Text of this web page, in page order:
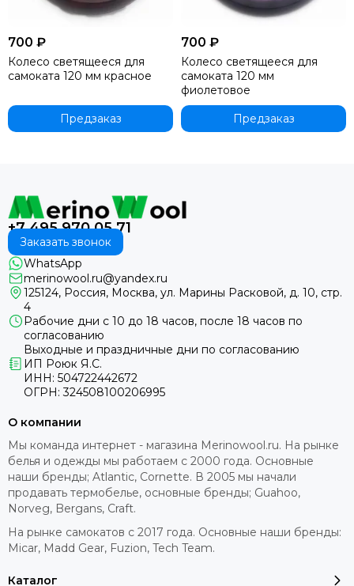
700 ₽
Колесо светящееся для
самоката 120 мм красное
Предзаказ
700 ₽
Колесо светящееся для
самоката 120 мм
фиолетовое
Предзаказ
+7 495 970 05 71
Заказать звонок
WhatsApp
merinowool.ru@yandex.ru
125124, Россия, Москва, ул. Марины Расковой, д. 10, стр.
4
Рабочие дни с 10 до 18 часов, после 18 часов по
согласованию
Выходные и праздничные дни по согласованию
ИП Роюк Я.С.
ИНН: 504722442672
ОГРН: 324508100206995
Каталог
О компании
Мы команда интернет - магазина Merinowool.ru. На рынке
белья и одежды мы работаем с 2000 года. Основные
наши бренды; Atlantic, Cornette. В 2005 мы начали
продавать термобелье, основные бренды; Guahoo,
Norveg, Bergans, Craft.
На рынке самокатов с 2017 года. Основные наши бренды:
Micar, Madd Gear, Fuzion, Tech Team.